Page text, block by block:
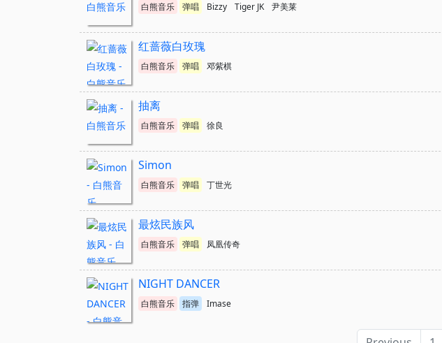
白熊音乐 弹唱 Bizzy Tiger JK 尹美莱
红蔷薇白玫瑰
白熊音乐 弹唱 邓紫棋
抽离
白熊音乐 弹唱 徐良
Simon
白熊音乐 弹唱 丁世光
最炫民族风
白熊音乐 弹唱 凤凰传奇
NIGHT DANCER
白熊音乐 指弹 Imase